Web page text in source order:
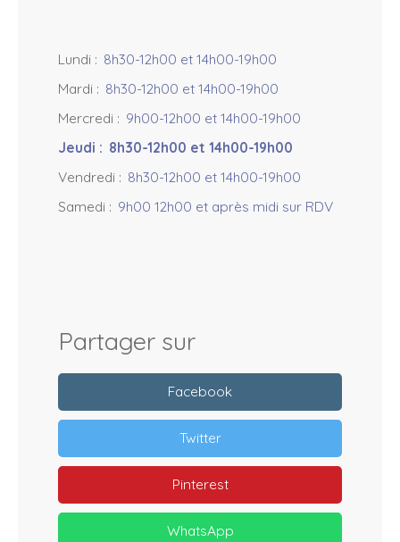
Lundi : 8h30-12h00 et 14h00-19h00
Mardi : 8h30-12h00 et 14h00-19h00
Mercredi : 9h00-12h00 et 14h00-19h00
Jeudi : 8h30-12h00 et 14h00-19h00
Vendredi : 8h30-12h00 et 14h00-19h00
Samedi : 9h00 12h00 et après midi sur RDV
Partager sur
Facebook
Twitter
Pinterest
WhatsApp